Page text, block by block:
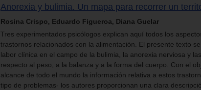
Anorexia y bulimia. Un mapa para recorrer un
Rosina Crispo, Eduardo Figueroa, Diana Guelar
Tres experimentados psicólogos explican aquí todos los
trastornos relacionados con la alimentación. El presente texto
labor clínica en el campo de la bulimia, la anorexia nerviosa y
respecto al peso, a la balanza y a la forma del cuerpo. Con el
alcance de todo el mundo la información relativa a estos
tipo de problemas- los autores proporcionan una clara